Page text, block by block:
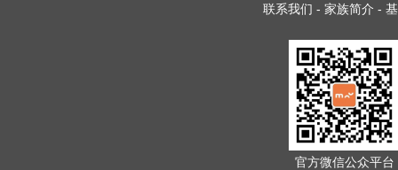
联系我们 - 家族简介 -
官方微信公众平台